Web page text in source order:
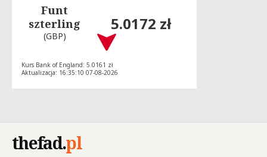
Funt
szterling
(GBP)
5.0172 zł
Kurs Bank of England: 5.0161 zł
Aktualizacja: 16:35:10 07-08-2026
thefad.pl